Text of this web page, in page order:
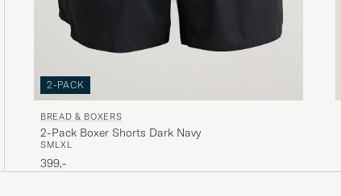
2-PACK
BREAD & BOXERS
2-Pack Boxer Shorts Dark Navy
SMLXL
399,-